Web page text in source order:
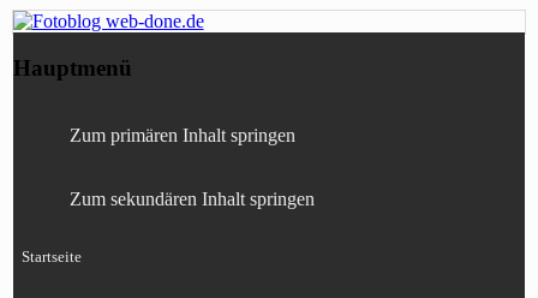
Fotoblog web-done.de
Canon, Nikon, Sony
Hauptmenü
Zum primären Inhalt springen
Zum sekundären Inhalt springen
Startseite